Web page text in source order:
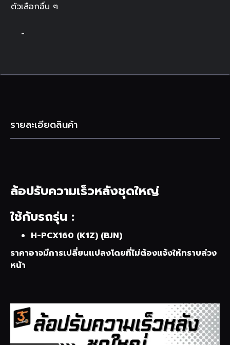
ตัวเลือกอื่น ๆ
-
รายละเอียดสินค้า
ล้อปรับความเร็วหลังชุดใหญ่
ใช้กับรถรุ่น :
H-PCX160 (K1Z) (BJN)
ราคาอาจมีการเปลี่ยนแปลงโดยที่ไม่ต้องแจ้งให้ทราบล่วง
หน้า